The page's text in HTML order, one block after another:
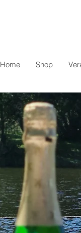
Home Shop